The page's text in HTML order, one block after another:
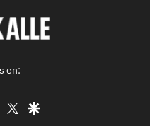
en:
instagram
twittergoogle